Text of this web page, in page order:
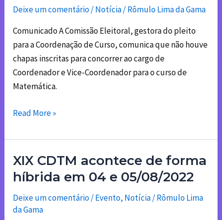
Deixe um comentário/Notícia/Rômulo Lima da Gama
Comunicado A Comissão Eleitoral, gestora do pleito
para a Coordenação de Curso, comunica que não houve
chapas inscritas para concorrer ao cargo de
Coordenador e Vice-Coordenador para o curso de
Matemática.
e
coordenador
do
curso.
2022-
2024
Read More »
XIX CDTM acontece de forma
híbrida em 04 e 05/08/2022
Deixe um comentário/Evento, Notícia/Rômulo Lima
da Gama
XIX
CDTM
de
forma